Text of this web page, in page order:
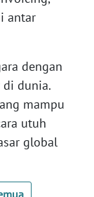
dengan
dunia.
mampu
utuh